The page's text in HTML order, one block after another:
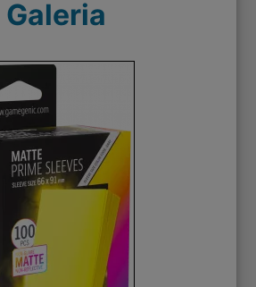
Galeria